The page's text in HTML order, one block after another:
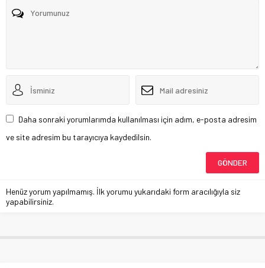
Daha sonraki yorumlarımda kullanılması için adım, e-posta adresim
ve site adresim bu tarayıcıya kaydedilsin.
Henüz yorum yapılmamış. İlk yorumu yukarıdaki form aracılığıyla siz
yapabilirsiniz.